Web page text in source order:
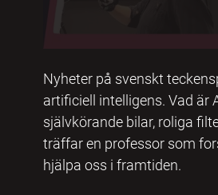
Nyheter på svenskt
artificiell intelligens. Vad är
självkörande bilar, roliga
träffar en professor som
hjälpa oss i framtiden.